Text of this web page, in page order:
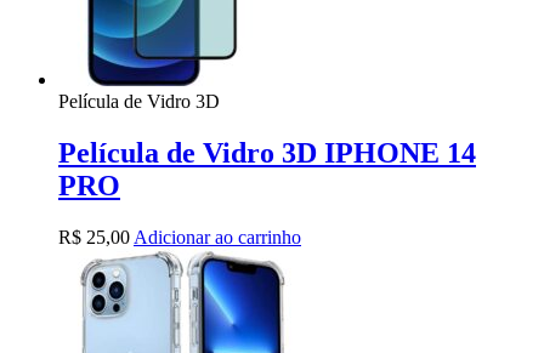
Película de Vidro 3D
Película de Vidro 3D IPHONE 14
PRO
R$ 25,00 Adicionar ao carrinho